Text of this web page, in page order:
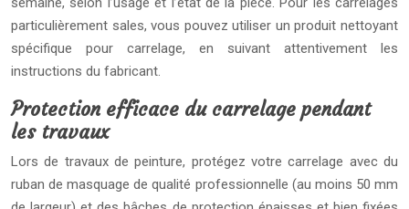
particulièrement sales, vous pouvez utiliser un produit nettoyant
spécifique pour carrelage, en suivant attentivement les
instructions du fabricant.
Protection efficace du carrelage pendant
les travaux
Lors de travaux de peinture, protégez votre carrelage avec du
ruban de masquage de qualité professionnelle (au moins 50 mm